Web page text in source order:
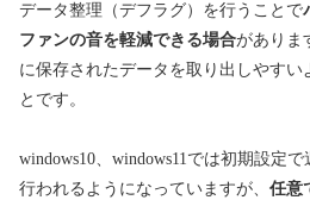
データ整理（デフラグ）を行うことで
ファンの音を軽減できる場合がありま
に保存されたデータを取り出しやすい
とです。
windows10、windows11では初期設定
行われるようになっていますが、 任意